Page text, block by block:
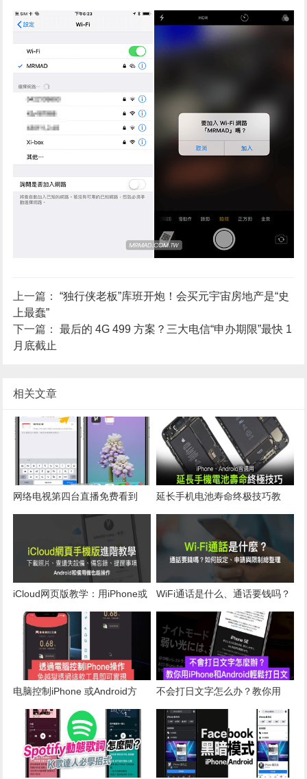
上一篇：“独行侠老板”库班开炮！会买元宇宙房地产是“史
上最蠢”
下一篇：最后的 4G 499 方案？三大电信“申办期限”最快 1
月底截止
相关文章
网络电视第四台直播免费看到
饱！透过iPhone 和Android 无时
延长手机电池寿命终极技巧教
学，iPhone和Android皆适合
iCloud网页版教学：用iPhone或
Android管理照片、寻找设备、
备忘录
WiFi通话是什么、通话要钱吗？
iPhone、Android如何设定和申
请总整理
电脑控制iPhone 或Android方
法？透过这款工具就能实现
不会打日文字怎么办？教你用
iPhone和Android轻松打日文